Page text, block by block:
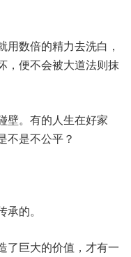
数倍的精力去洗白，
，便不会被大道法则抹
壁。有的人生在好家
不是不公平？
的。
了巨大的价值，才有一